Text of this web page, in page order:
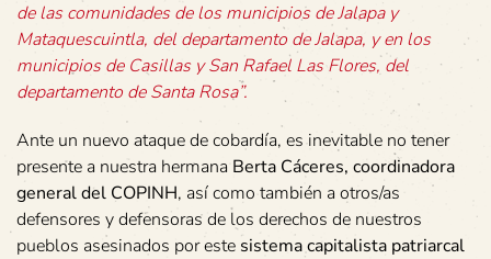
de las comunidades de los municipios de Jalapa y
Mataquescuintla, del departamento de Jalapa, y en los
municipios de Casillas y San Rafael Las Flores, del
departamento de Santa Rosa”.
Ante un nuevo ataque de cobardía, es inevitable no tener
presente a nuestra hermana Berta Cáceres, coordinadora
general del COPINH, así como también a otros/as
defensores y defensoras de los derechos de nuestros
pueblos asesinados por este sistema capitalista patriarcal